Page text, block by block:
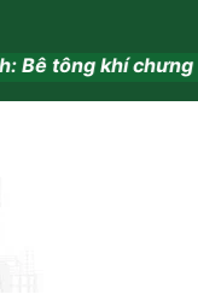
áp. Vữa khô trộn